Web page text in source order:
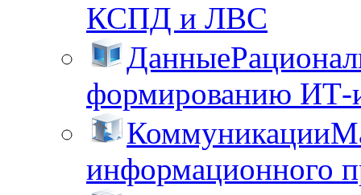
КСПД и ЛВС
Данные
формированию ИТ-
Коммуникации
информационного